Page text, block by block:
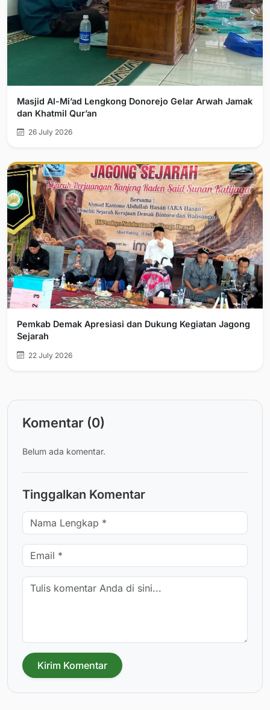
Masjid Al-Mi’ad Lengkong Donorejo Gelar Arwah Jamak
dan Khatmil Qur’an
26 July 2026
Pemkab Demak Apresiasi dan Dukung Kegiatan Jagong
Sejarah
22 July 2026
Komentar (0)
Belum ada komentar.
Tinggalkan Komentar
Kirim Komentar